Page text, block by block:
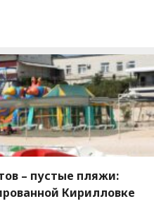
– пустые пляжи:
Кирилловке